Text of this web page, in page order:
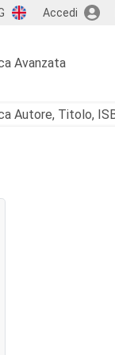
Accedi
Avanzata